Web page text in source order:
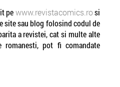
Topshow 40 Radio
2011
pewww.revistacomics.rosi
site sau blog folosind codul de
a revistei, cat si multe alte
romanesti, pot fi comandate